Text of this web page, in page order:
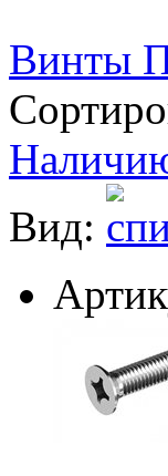
Винты
Вид: